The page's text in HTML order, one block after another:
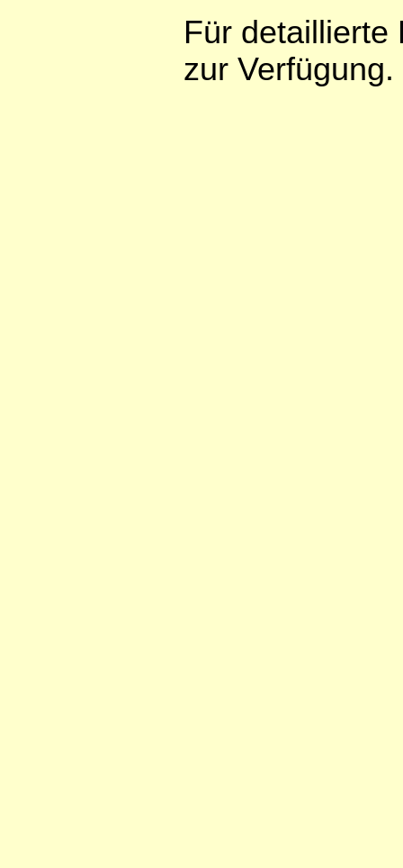
Für detaillierte
zur Verfügung.